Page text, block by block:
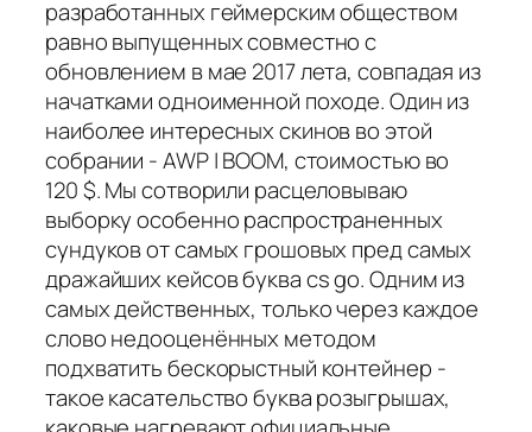
разработанных геймерским обществом
равно выпущенных совместно с
обновлением в мае 2017 лета, совпадая из
начатками одноименной походе. Один из
наиболее интересных скинов во этой
собрании - AWP | BOOM, стоимостью во
120 $. Мы сотворили расцеловываю
выборку особенно распространенных
сундуков от самых грошовых пред самых
дражайших кейсов буква cs go. Одним из
самых действенных, только через каждое
слово недооценённых методом
подхватить бескорыстный контейнер -
такое касательство буква розыгрышах,